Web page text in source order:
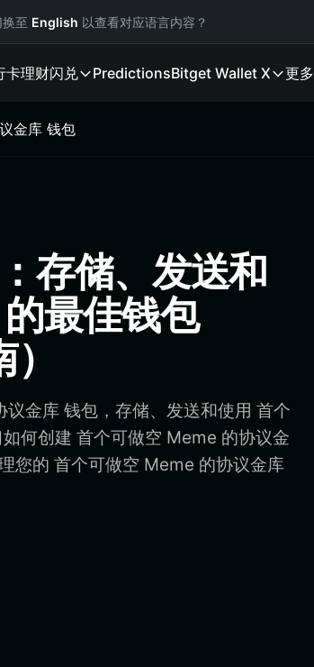
至 English 以查看对应语言内容？
卡理财闪兑 PredictionsBitget Wallet X 更多
金库 钱包
存储、发送和
最佳钱包
金库 钱包，存储、发送和使用 首个
何创建 首个可做空 Meme 的协议金
您的 首个可做空 Meme 的协议金库